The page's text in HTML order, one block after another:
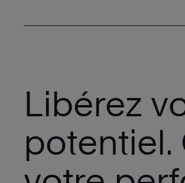
Libérez
potentiel.